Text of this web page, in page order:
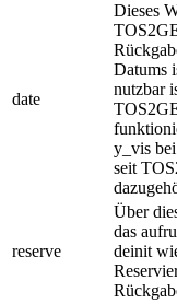
date
Dieses
Datums
nutzbar
y_vis
seit
reserve
Über
das
deinit